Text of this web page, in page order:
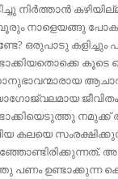
നിർത്താൻ
നാളെയങ്ങു
ഒരുപാടു കളിച്ചും
നമുക്ക്
കലയെ
പണം ഉണ്ടാക്കുന്ന